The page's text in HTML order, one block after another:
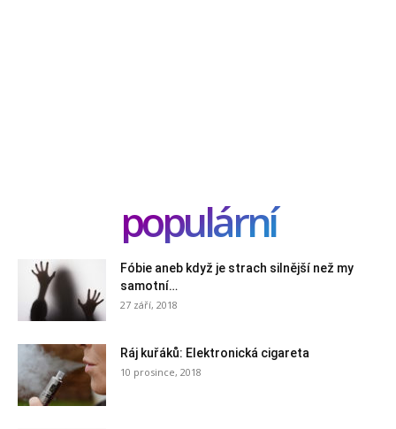
populární
Fóbie aneb když je strach silnější než my
samotní…
27 září, 2018
Ráj kuřáků: Elektronická cigareta
10 prosince, 2018